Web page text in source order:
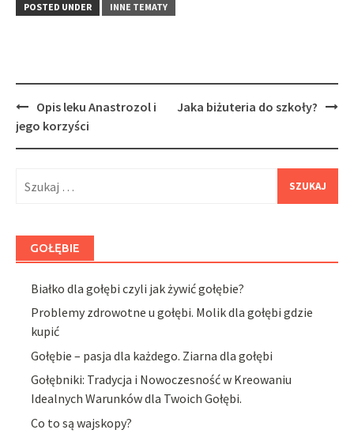
POSTED UNDER INNE TEMATY
Post
navigation
Opis leku Anastrozol i
jego korzyści
Jaka biżuteria do szkoły?
GOŁĘBIE
Białko dla gołębi czyli jak żywić gołębie?
Problemy zdrowotne u gołębi. Molik dla gołębi gdzie
kupić
Gołębie – pasja dla każdego. Ziarna dla gołębi
Gołębniki: Tradycja i Nowoczesność w Kreowaniu
Idealnych Warunków dla Twoich Gołębi.
Co to są wajskopy?